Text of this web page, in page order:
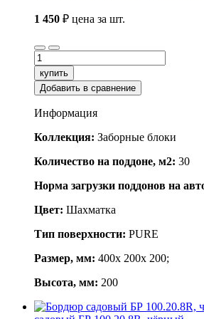
1 450 ₽ цена за шт.
купить
Добавить в сравнение
Информация
Коллекция: Заборные блоки
Количество на поддоне, м2: 30
Норма загрузки поддонов на
Цвет: Шахматка
Тип поверхности: PURE
Размер, мм: 400x 200x 200;
Высота, мм: 200